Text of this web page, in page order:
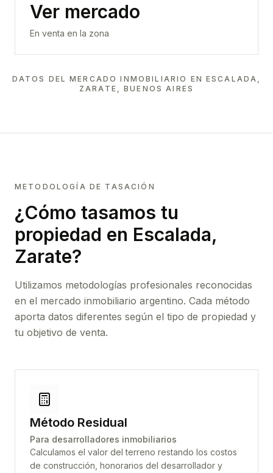
Ver mercado
En venta en la zona
DATOS DEL MERCADO INMOBILIARIO EN ESCALADA,
ZARATE, BUENOS AIRES
METODOLOGÍA DE TASACIÓN
¿Cómo tasamos tu
propiedad en Escalada,
Zarate?
Utilizamos metodologías profesionales reconocidas
en el mercado inmobiliario argentino. Cada método
aporta datos diferentes según el tipo de propiedad y
tu objetivo de venta.
Método Residual
Para desarrolladores inmobiliarios
Calculamos el valor del terreno restando los costos
de construcción, honorarios del desarrollador y